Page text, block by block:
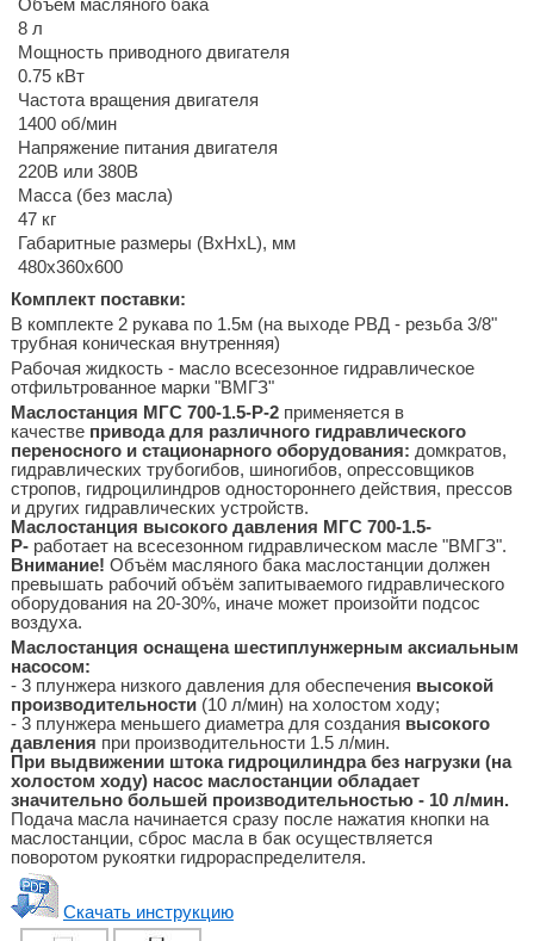
Объем масляного бака
8 л
Мощность приводного двигателя
0.75 кВт
Частота вращения двигателя
1400 об/мин
Напряжение питания двигателя
220В или 380В
Масса (без масла)
47 кг
Габаритные размеры (BхHхL), мм
480х360х600
Комплект поставки:
В комплекте 2 рукава по 1.5м (на выходе РВД - резьба 3/8"
трубная коническая внутренняя)
Рабочая жидкость - масло всесезонное гидравлическое
отфильтрованное марки "ВМГЗ"
Маслостанция МГС 700-1.5-Р-2применяется в
качестве привода для различного гидравлического
переносного и стационарного оборудования: домкратов,
гидравлических трубогибов, шиногибов, опрессовщиков
стропов, гидроцилиндров одностороннего действия, прессов
и других гидравлических устройств.
Маслостанция высокого давления МГС 700-1.5-
Р-работает на всесезонном гидравлическом масле "ВМГЗ".
Внимание! Объём масляного бака маслостанции должен
превышать рабочий объём запитываемого гидравлического
оборудования на 20-30%, иначе может произойти подсос
воздуха.
Маслостанция оснащена шестиплунжерным аксиальным
насосом:
- 3 плунжера низкого давления для обеспечения высокой
производительности(10 л/мин) на холостом ходу;
- 3 плунжера меньшего диаметра для создания высокого
давления при производительности 1.5 л/мин.
При выдвижении штока гидроцилиндра без нагрузки (на
холостом ходу) насос маслостанции обладает
значительно большей производительностью - 10 л/мин.
Подача масла начинается сразу после нажатия кнопки на
маслостанции, сброс масла в бак осуществляется
поворотом рукоятки гидрораспределителя.
Скачать инструкцию